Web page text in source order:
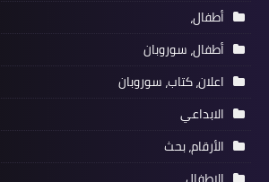
أطفال،
أطفال، سوروبان
اعلان، كتاب، سوروبان
الابداعي
الأرقام، بحث